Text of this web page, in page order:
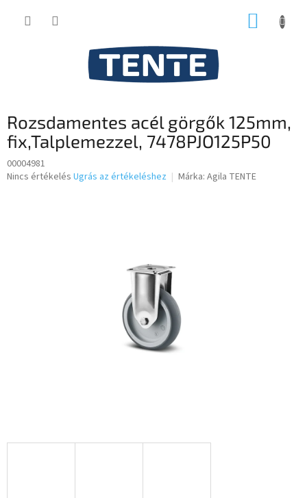
KOSÁR
Rozsdamentes acél görgők 125mm,
fix,Talplemezzel, 7478PJO125P50
00004981
A
Nincs értékelés Ugrás az értékeléshez Márka: Agila TENTE